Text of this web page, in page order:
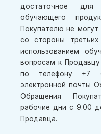
достаточное
обучающего
Покупателю не
со стороны
использованием
вопросам к
по телефону +7
электронной почты
Обращения
рабочие дни с 9.00
Продавца.